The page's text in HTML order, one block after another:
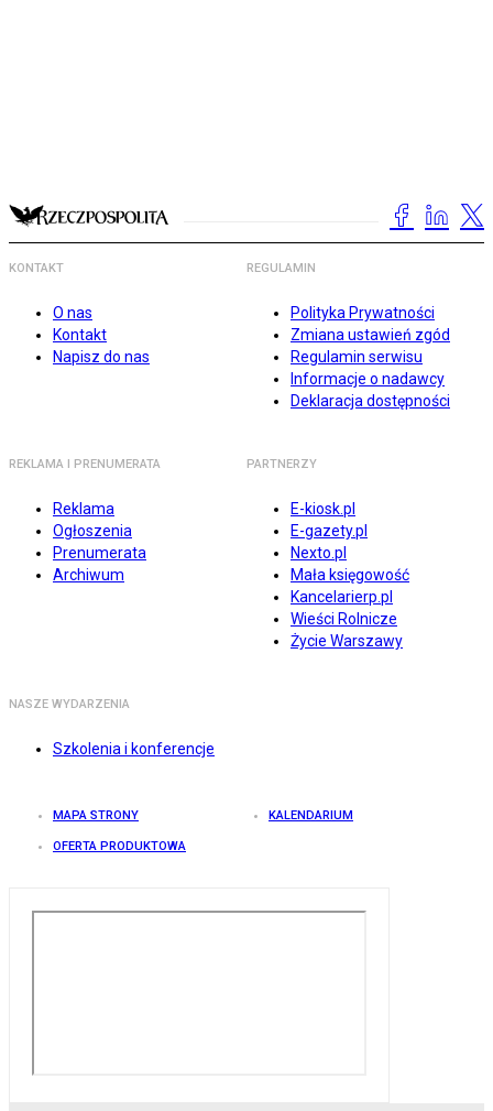
KONTAKT
O nas
Kontakt
Napisz do nas
REGULAMIN
Polityka Prywatności
Zmiana ustawień zgód
Regulamin serwisu
Informacje o nadawcy
Deklaracja dostępności
REKLAMA I PRENUMERATA
Reklama
Ogłoszenia
Prenumerata
Archiwum
PARTNERZY
E-kiosk.pl
E-gazety.pl
Nexto.pl
Mała księgowość
Kancelarierp.pl
Wieści Rolnicze
Życie Warszawy
NASZE WYDARZENIA
Szkolenia i konferencje
MAPA STRONY KALENDARIUM
OFERTA PRODUKTOWA